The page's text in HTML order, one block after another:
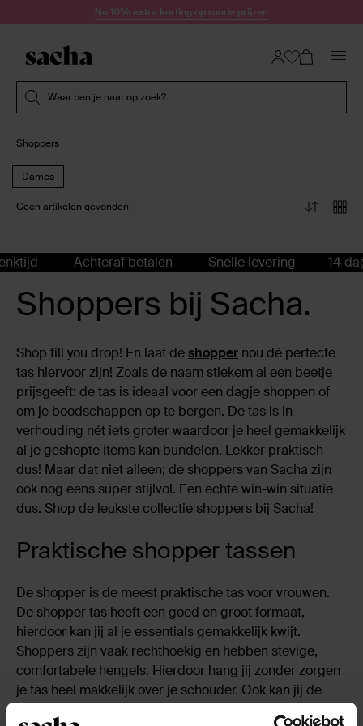
Doorgaan naar artikelNu 10% extra korting op ronde prijzen
Waar ben je naar op zoek?
Shoppers
Dames
Geen artikelen gevonden
Achteraf betalen Snelle levering 14
Shoppers bij Sacha.
Shop till you drop! En laat deshopper nou dé perfecte
tas hiervoor zijn! Zoals de naam stiekem al een beetje
prijsgeeft: de tas is ideaal voor een dagje shoppen of
om je boodschappen op te bergen. De tas is in
verhouding nét iets groter waardoor je heel gemakkelijk
al je geshopte items kan bundelen. Lekker praktisch
dus! Maar dat niet alleen; de shoppers van Sacha zijn
ook nog eens súper stijlvol. Een echte win-win situatie
dus. Shop de leukste collectie shoppers bij Sacha!
Praktische shopper tassen
De shopper is de meest praktische tas voor vrouwen.
De shopper tas heeft een goed en groot formaat,
hierdoor kan jij al je essentials gemakkelijk kwijt.
Shoppers zijn vaak rechthoekig en hebben stevige,
comfortabele hengels. Hierdoor hang jij zonder zorgen
je tas heel makkelijk over je schouder. Ook kan jij de